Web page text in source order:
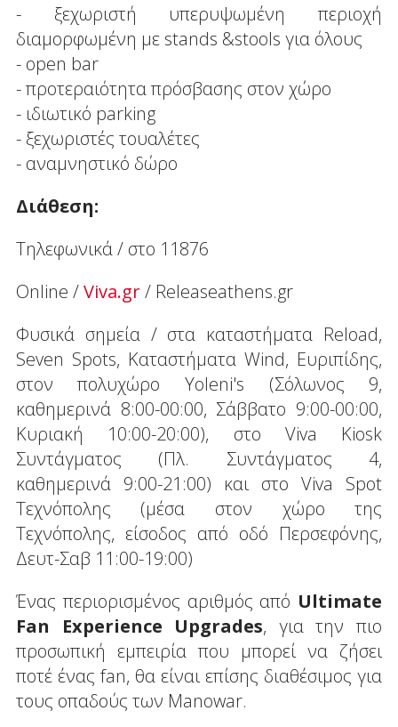
- ξεχωριστή υπερυψωμένη περιοχή
διαμορφωμένη με stands &stools για όλους
- open bar
- προτεραιότητα πρόσβασης στον χώρο
- ιδιωτικό parking
- ξεχωριστές τουαλέτες
- αναμνηστικό δώρο
Διάθεση:
Τηλεφωνικά / στο 11876
Online /Viva.gr/ Releaseathens.gr
Φυσικά σημεία / στα καταστήματα Reload,
Seven Spots, Καταστήματα Wind, Ευριπίδης,
στον πολυχώρο Yoleni's (Σόλωνος 9,
καθημερινά 8:00-00:00, Σάββατο 9:00-00:00,
Κυριακή 10:00-20:00), στο Viva Kiosk
Συντάγματος (Πλ. Συντάγματος 4,
καθημερινά 9:00-21:00) και στο Viva Spot
Τεχνόπολης (μέσα στον χώρο της
Τεχνόπολης, είσοδος από οδό Περσεφόνης,
Δευτ-Σαβ 11:00-19:00)
Ένας περιορισμένος αριθμός από Ultimate
Fan Experience Upgrades, για την πιο
προσωπική εμπειρία που μπορεί να ζήσει
ποτέ ένας fan, θα είναι επίσης διαθέσιμος για
τους οπαδούς των Manowar.